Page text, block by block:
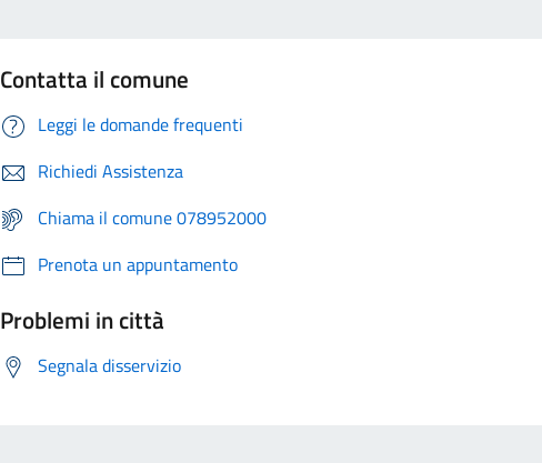
Contatta il comune
Leggi le domande frequenti
Richiedi Assistenza
Chiama il comune 078952000
Prenota un appuntamento
Problemi in città
Segnala disservizio